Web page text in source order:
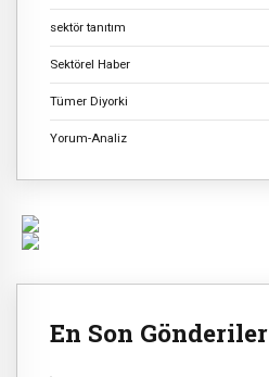
sektör tanıtım
Sektörel Haber
Tümer Diyorki
Yorum-Analiz
En Son Gönderiler